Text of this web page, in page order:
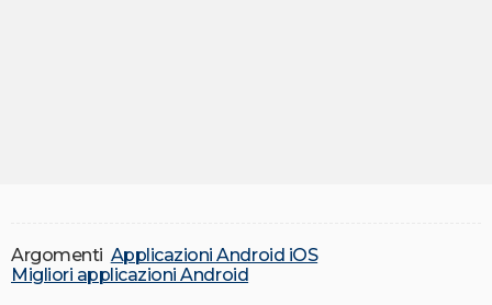
Argomenti Applicazioni Android iOS
Migliori applicazioni Android